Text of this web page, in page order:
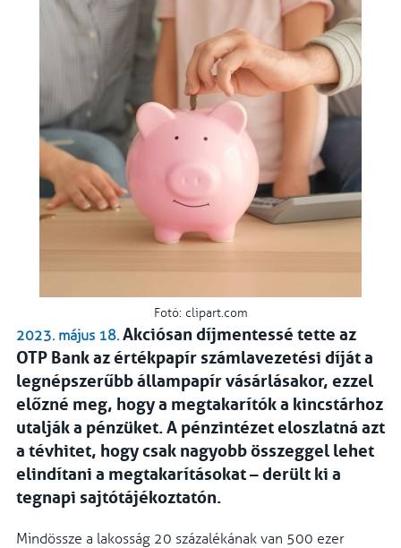
Fotó: clipart.com
2023. május 18. Akciósan díjmentessé tette az
OTP Bank az értékpapír számlavezetési díját a
legnépszerűbb állampapír vásárlásakor, ezzel
előzné meg, hogy a megtakarítók a kincstárhoz
utalják a pénzüket. A pénzintézet eloszlatná azt
a tévhitet, hogy csak nagyobb összeggel lehet
elindítani a megtakarításokat – derült ki a
tegnapi sajtótájékoztatón.
Mindössze a lakosság 20 százalékának van 500 ezer